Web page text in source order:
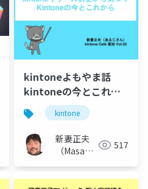
kintoneよもやま話
kintoneの今とこれか
ら
kintone
新妻正夫
（Masao
517